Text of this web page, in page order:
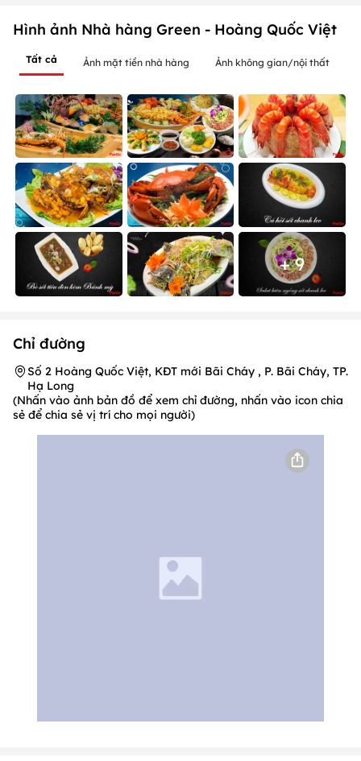
Hóa đơn VAT
Hình ảnh Nhà hàng Green - Hoàng Quốc Việt
Tất cả Ảnh mặt tiền nhà hàng Ảnh không gian/nội thất
Chỉ đường
Số 2 Hoàng Quốc Việt, KĐT mới Bãi Cháy , P. Bãi Cháy, TP.